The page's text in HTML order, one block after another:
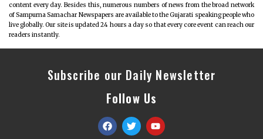
content every day. Besides this, numerous numbers of news from the broad network
of Sampurna Samachar Newspapers are available to the Gujarati speaking people who
live globally. Our site is updated 24 hours a day so that every core event can reach our
readers instantly.
Subscribe our Daily Newsletter
Follow Us